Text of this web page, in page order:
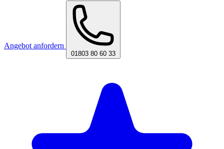
Angebot anfordern
01803 80 60 33